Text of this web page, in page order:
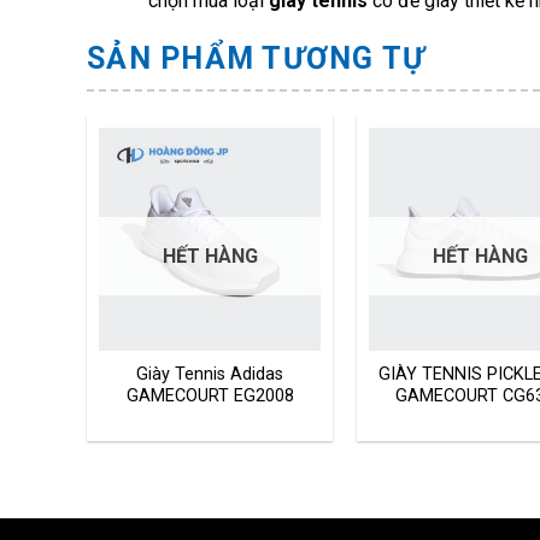
SẢN PHẨM TƯƠNG TỰ
HẾT HÀNG
Giày Tennis Adidas
GAMECOURT EG2008
HẾT HÀNG
GIÀY TENNIS
GAMECOURT